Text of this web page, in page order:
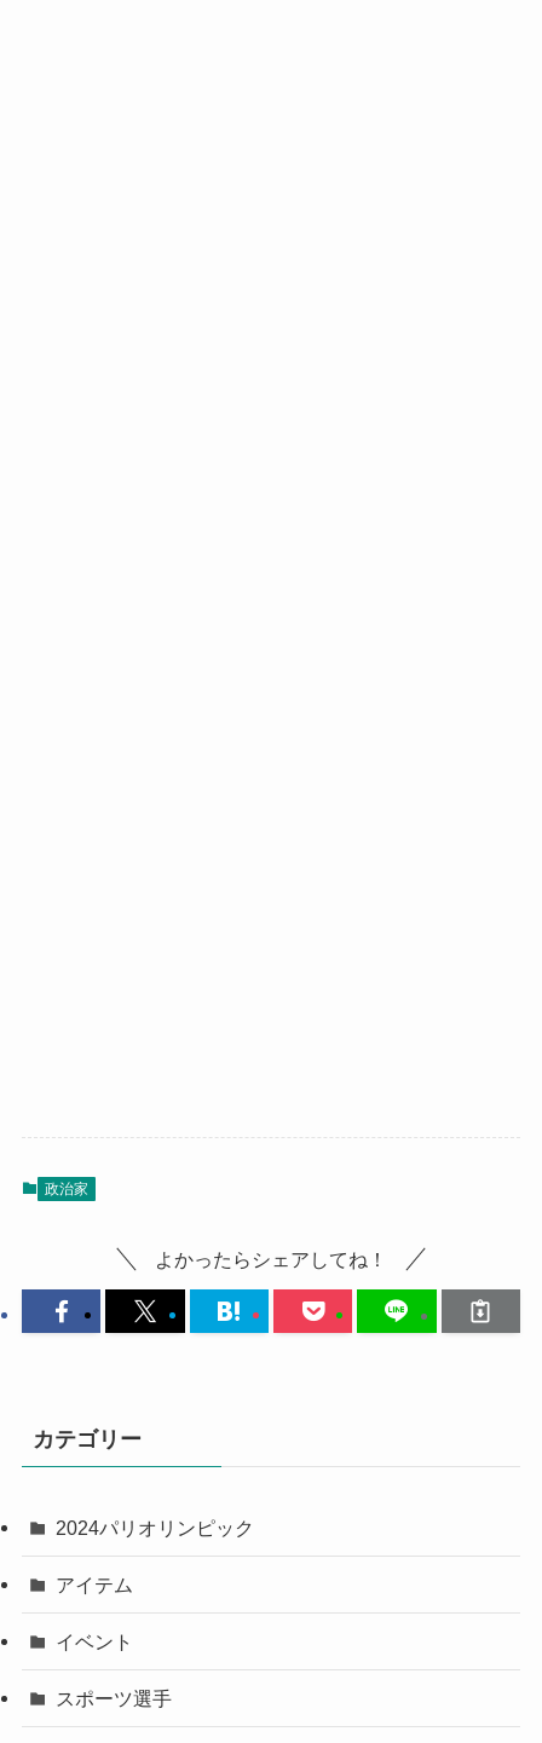
政治家
よかったらシェアしてね！
カテゴリー
2024パリオリンピック
アイテム
イベント
スポーツ選手